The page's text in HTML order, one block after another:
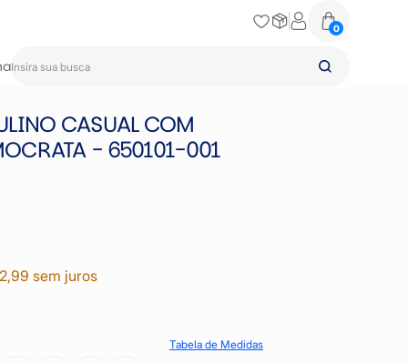
0
CASUAL COM
- 650101-001
sem juros
Tabela de Medidas